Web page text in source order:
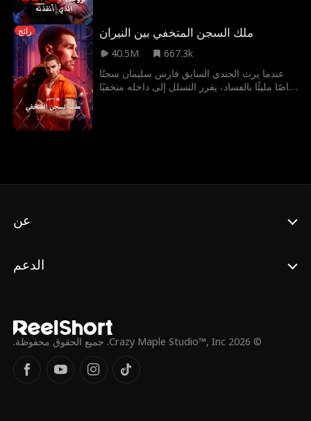
بينما يتصدى كريم لحمايتها من خطيبها السابق
المنتقم ومن كل خطر يهددها. ومع مرور الوقت
وبداية حياتهما الجديدة، تبدأ هنا في إدراك أن كريم
ليس مجرد رجلٍ عابر من الشارع...
رائج ملك السجن المتخفي بين النيران
40.5M
667.3k
عندما يرث الجندي السابق فارس سليمان سجنًا
خاصًا مليئًا بالفساد، يقرر التسلل إلى داخله متخفيًا
عن
الدعم
© 2026 Crazy Maple Studio™, Inc. جميع الحقوق محفوظة.